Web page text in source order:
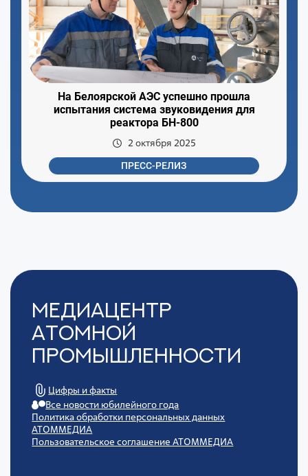
На Белоярской АЭС успешно прошла
испытания система звуковидения для
реактора БН-800
2 октября 2025
ПРЕСС-РЕЛИЗ
Медиацентр
Атомной
Промышленности
Цифры и факты
Все новости юбилейного года
Политика обработки персональных данных
АТОММЕДИА
Пользовательское соглашение АТОММЕДИА